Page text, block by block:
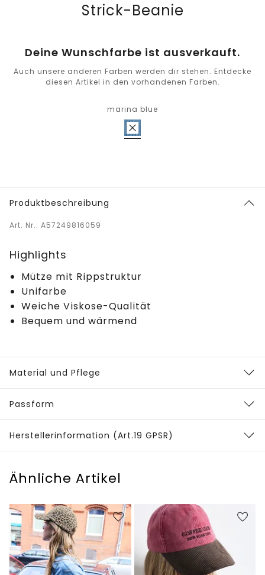
Strick-Beanie
Deine Wunschfarbe ist ausverkauft.
Auch unsere anderen Farben werden dir stehen. Entdecke
diesen Artikel in den vorhandenen Farben.
marina blue
Produktbeschreibung
Art. Nr.: A57249816059
Highlights
Mütze mit Rippstruktur
Unifarbe
Weiche Viskose-Qualität
Bequem und wärmend
Material und Pflege
Passform
Herstellerinformation (Art.19 GPSR)
Ähnliche Artikel